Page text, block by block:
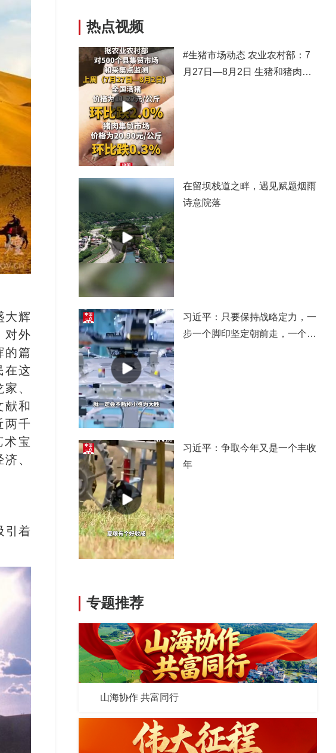
大辉
对外
的篇
在这
、
献和
两千
术宝
、
引着
热点视频
#生猪市场动态 农业农村部：7
月27日—8月2日 生猪和猪肉价
在留坝栈道之畔，遇见赋题烟雨
诗意院落
习近平：只要保持战略定力，一
步一个脚印坚定朝前走，一个阶
习近平：争取今年又是一个丰收
年
专题推荐
山海协作 共富同行